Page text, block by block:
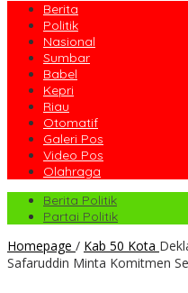
Berita
Politik
Nasional
Sumbar
Babel
Kepri
Riau
Otomatif
Galeri Pos
Video Pos
Olahraga
Berita Politik
Partai Politik
Homepage / Kab 50 Kota
Safaruddin Minta Komitmen